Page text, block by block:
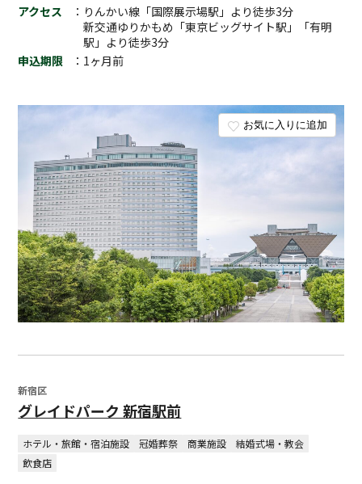
お気に入りに追加
アクセス
：りんかい線「国際展示場駅」より徒歩3分
新交通ゆりかもめ「東京ビッグサイト駅」「有明
駅」より徒歩3分
申込期限
：1ヶ月前
新宿区
グレイドパーク 新宿駅前
ホテル・旅館・宿泊施設 冠婚葬祭 商業施設
結婚式場・教会
飲食店